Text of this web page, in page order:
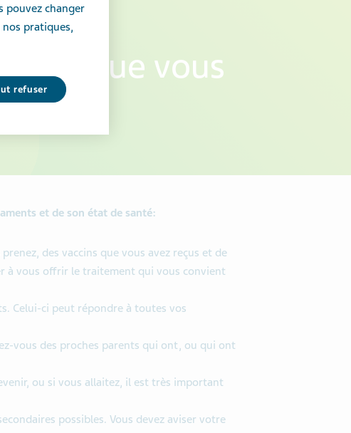
les
que vous
et de son état de santé:
des vaccins que vous avez reçus et de
à vous offrir le traitement qui vous convient
Celui-ci peut répondre à toutes vos
vous des proches parents qui ont, ou qui ont
ou si vous allaitez, il est très important
possibles. Vous devez aviser votre
pouvez changer
pratiques,
refuser